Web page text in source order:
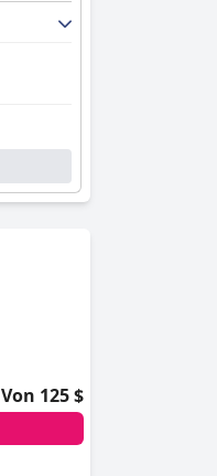
Von 125 $